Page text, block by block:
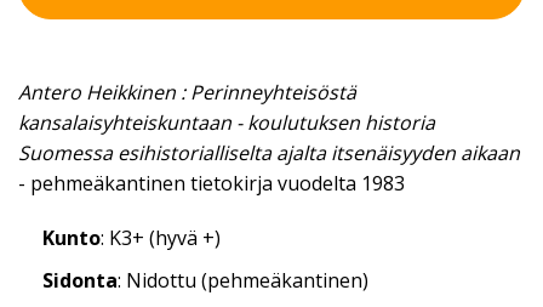
Antero Heikkinen : Perinneyhteisöstä
kansalaisyhteiskuntaan - koulutuksen historia
Suomessa esihistorialliselta ajalta itsenäisyyden aikaan
- pehmeäkantinen tietokirja vuodelta 1983
Kunto: K3+ (hyvä +)
Sidonta: Nidottu (pehmeäkantinen)